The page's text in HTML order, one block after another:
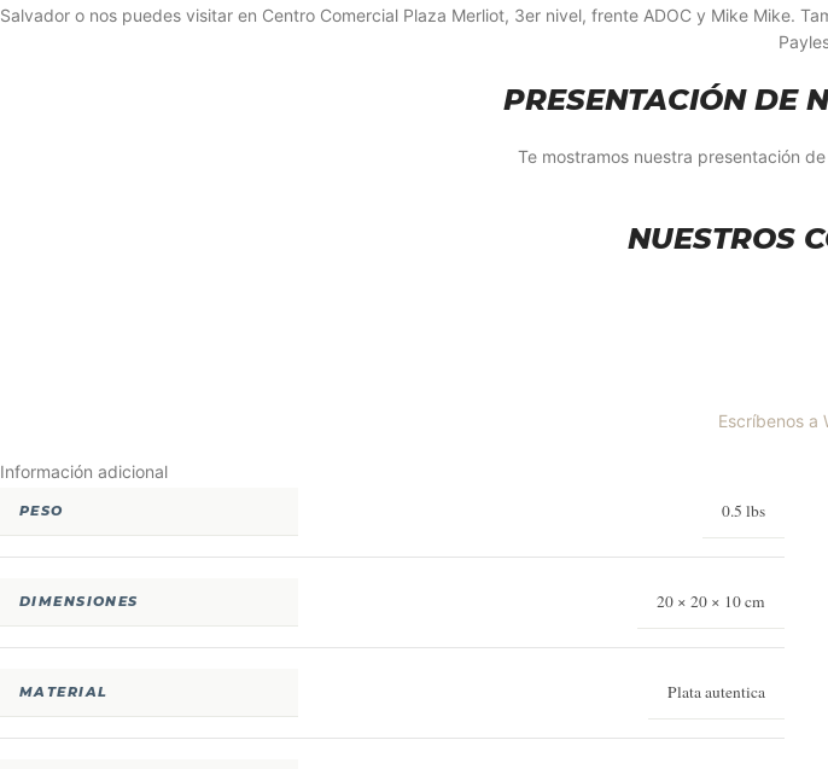
Salvador o nos puedes visitar en Centro Comercial Plaza Merliot, 3er nivel, frente ADOC y Mike Mike.
PRESENTACIÓN DE
Te mostramos nuestra presentación
NUESTROS
Escríbenos a
Información adicional
PESO 0.5 lbs
DIMENSIONES 20 × 20 × 10 cm
MATERIAL Plata autentica